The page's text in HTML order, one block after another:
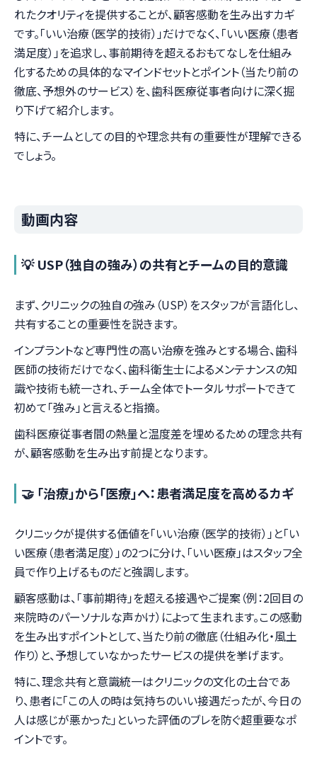
れたクオリティを提供することが、顧客感動を生み出すカギ
です。「いい治療（医学的技術）」だけでなく、「いい医療（患者
満足度）」を追求し、事前期待を超えるおもてなしを仕組み
化するための具体的なマインドセットとポイント（当たり前の
徹底、予想外のサービス）を、歯科医療従事者向けに深く掘
り下げて紹介します。
特に、チームとしての目的や理念共有の重要性が理解できる
でしょう。
動画内容
💡 USP（独自の強み）の共有とチームの目的意識
まず、クリニックの独自の強み（USP）をスタッフが言語化し、
共有することの重要性を説きます。
インプラントなど専門性の高い治療を強みとする場合、歯科
医師の技術だけでなく、歯科衛生士によるメンテナンスの知
識や技術も統一され、チーム全体でトータルサポートできて
初めて「強み」と言えると指摘。
歯科医療従事者間の熱量と温度差を埋めるための理念共有
が、顧客感動を生み出す前提となります。
🤝 「治療」から「医療」へ：患者満足度を高めるカギ
クリニックが提供する価値を「いい治療（医学的技術）」と「い
い医療（患者満足度）」の2つに分け、「いい医療」はスタッフ全
員で作り上げるものだと強調します。
顧客感動は、「事前期待」を超える接遇やご提案（例：2回目の
来院時のパーソナルな声かけ）によって生まれます。この感動
を生み出すポイントとして、当たり前の徹底（仕組み化・風土
作り）と、予想していなかったサービスの提供を挙げます。
特に、理念共有と意識統一はクリニックの文化の土台であ
り、患者に「この人の時は気持ちのいい接遇だったが、今日の
人は感じが悪かった」といった評価のブレを防ぐ超重要なポ
イントです。